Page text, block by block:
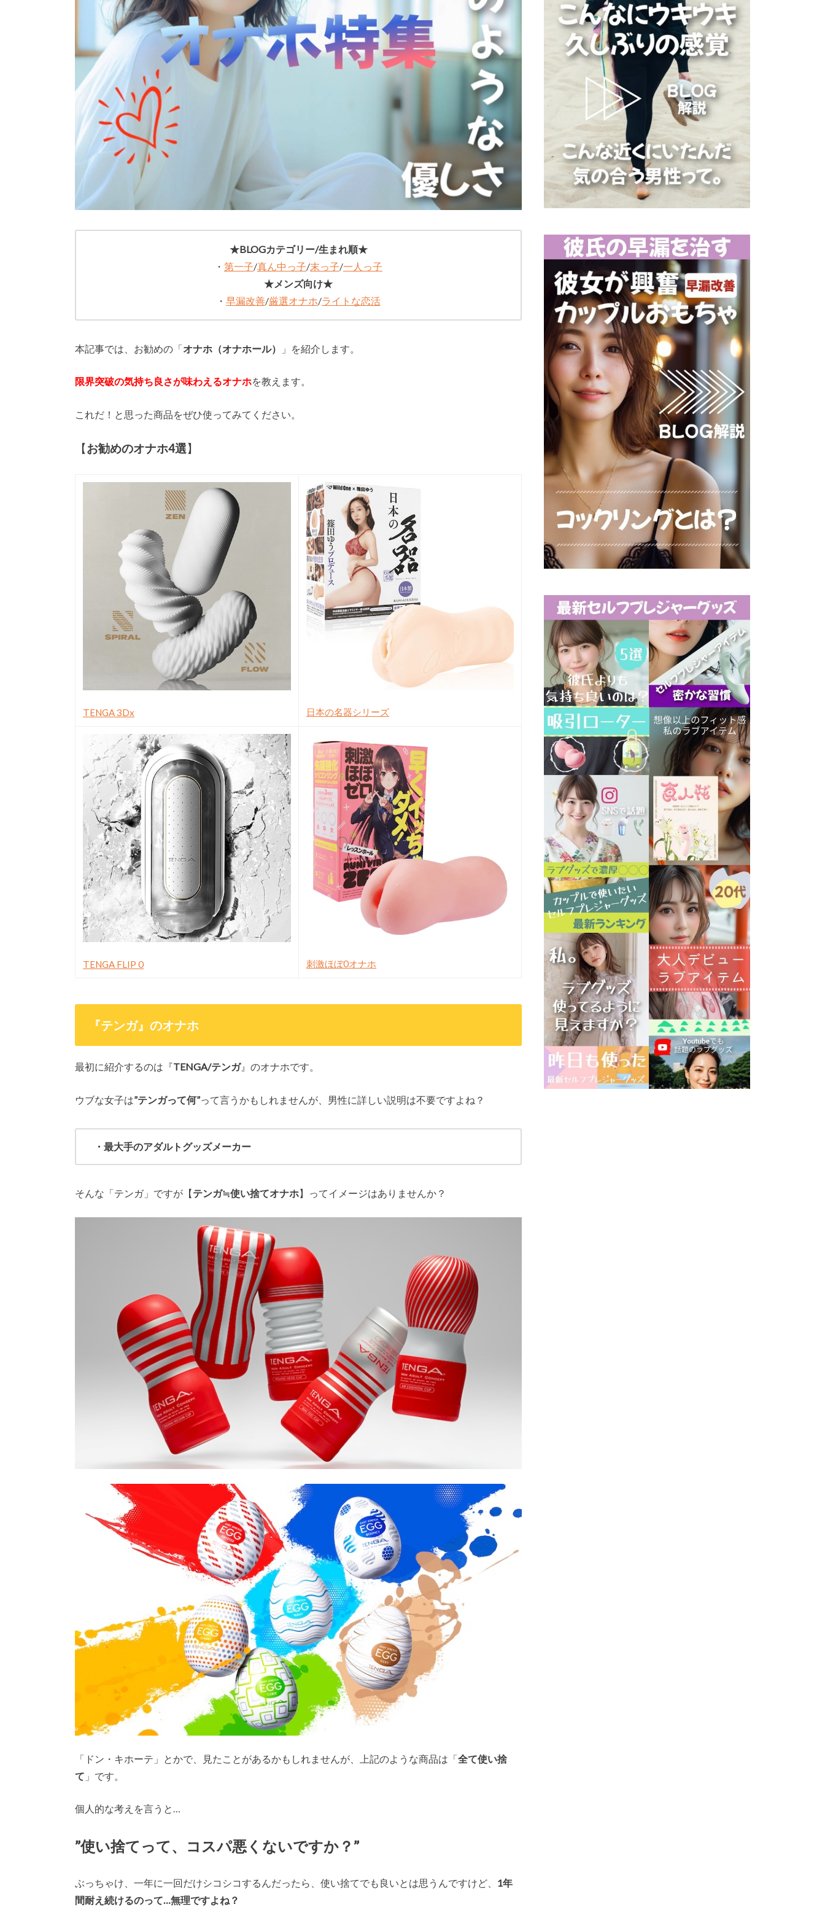
★BLOGカテゴリー/生まれ順★
・ 第一子/真ん中っ子/末っ子/一人っ子
★メンズ向け★
・ 早漏改善/厳選オナホ/ライトな恋活
本記事では、お勧めの「オナホ（オナホール） 」を紹介します。
限界突破の気持ち良さが味わえるオナホを教えます。
これだ！と思った商品をぜひ使ってみてください。
【お勧めのオナホ4選】
TENGA 3Dx 日本の名器シリーズ
TENGA FLIP 0 刺激ほぼ0オナホ
『テンガ』のオナホ
最初に紹介するのは『TENGA/テンガ』のオナホです。
ウブな女子は”テンガって何”って言うかもしれませんが、男性に詳しい説明は不要ですよね？
・最大手のアダルトグッズメーカー
そんな「テンガ」ですが【テンガ≒使い捨てオナホ】ってイメージはありませんか？
「ドン・キホーテ」とかで、見たことがあるかもしれませんが、上記のような商品は「全て使い捨
て 」です。
個人的な考えを言うと…
”使い捨てって、コスパ悪くないですか？”
ぶっちゃけ、一年に一回だけシコシコするんだったら、使い捨てでも良いとは思うんですけど、 1年
間耐え続けるのって…無理ですよね？